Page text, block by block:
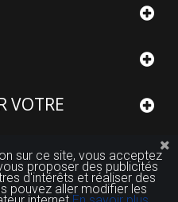
VOTRE
sur ce site, vous acceptez
proposer des publicités
d'intérêts et réaliser des
pouvez aller modifier les